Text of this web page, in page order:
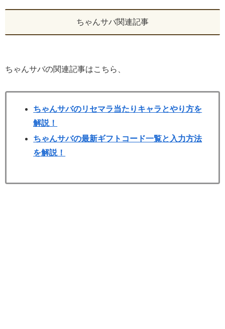
ちゃんサバ関連記事
ちゃんサバの関連記事はこちら、
ちゃんサバのリセマラ当たりキャラとやり方を
解説！
ちゃんサバの最新ギフトコード一覧と入力方法
を解説！